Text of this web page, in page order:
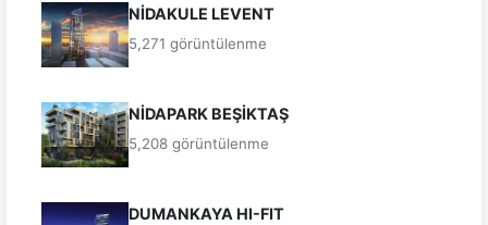
NİDAKULE LEVENT
5,271 görüntülenme
NİDAPARK BEŞİKTAŞ
5,208 görüntülenme
DUMANKAYA HI-FIT